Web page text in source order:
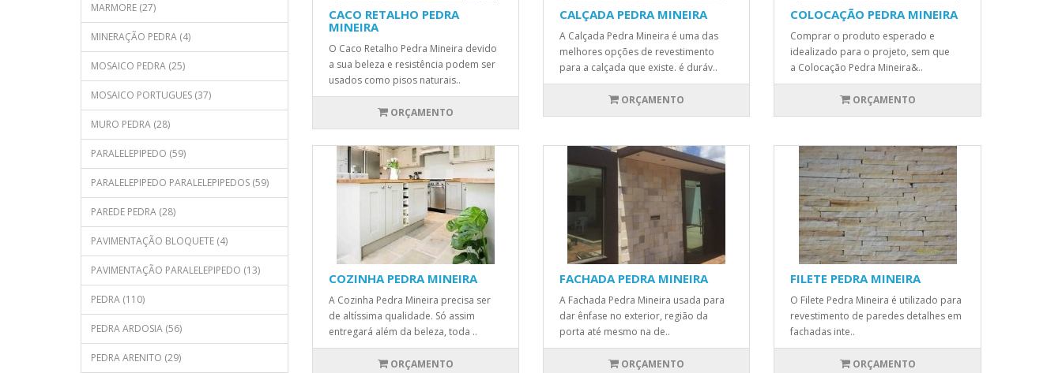
MARMORE (27)
MINERAÇÃO PEDRA (4)
MOSAICO PEDRA (25)
MOSAICO PORTUGUES (37)
MURO PEDRA (28)
PARALELEPIPEDO (59)
PARALELEPIPEDO PARALELEPIPEDOS (59)
PAREDE PEDRA (28)
PAVIMENTAÇÃO BLOQUETE (4)
PAVIMENTAÇÃO PARALELEPIPEDO (13)
PEDRA (110)
PEDRA ARDOSIA (56)
PEDRA ARENITO (29)
CACO RETALHO PEDRA
MINEIRA
O Caco Retalho Pedra Mineira devido
a sua beleza e resistência podem ser
usados como pisos naturais..
ORÇAMENTO
CALÇADA PEDRA MINEIRA
A Calçada Pedra Mineira é uma das
melhores opções de revestimento
para a calçada que existe. é duráv..
ORÇAMENTO
COLOCAÇÃO PEDRA MINEIRA
Comprar o produto esperado e
idealizado para o projeto, sem que
a Colocação Pedra Mineira&..
ORÇAMENTO
COZINHA PEDRA MINEIRA
A Cozinha Pedra Mineira precisa ser
de altíssima qualidade. Só assim
entregará além da beleza, toda ..
ORÇAMENTO
FACHADA PEDRA MINEIRA
A Fachada Pedra Mineira usada para
dar ênfase no exterior, região da
porta até mesmo na de..
ORÇAMENTO
FILETE PEDRA MINEIRA
O Filete Pedra Mineira é utilizado para
revestimento de paredes detalhes em
fachadas inte..
ORÇAMENTO